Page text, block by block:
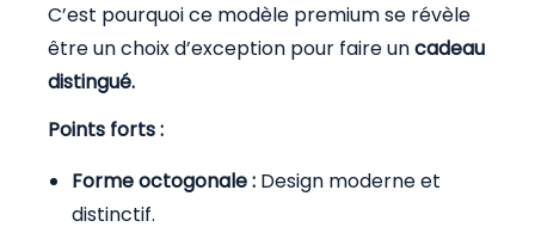
C’est pourquoi ce modèle premium se révèle
être un choix d’exception pour faire uncadeau
distingué.
Points forts :
Forme octogonale : Design moderne et
distinctif.